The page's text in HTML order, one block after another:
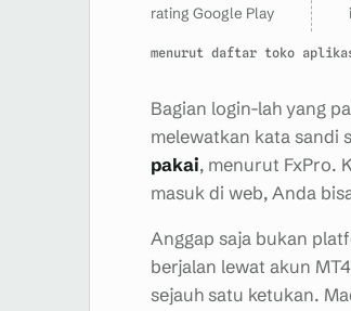
rating Google Play
menurut daftar toko
Bagian login-lah yang
melewatkan kata sandi
pakai, menurut FxPro.
masuk di web, Anda
Anggap saja bukan
berjalan lewat akun
sejauh satu ketukan.